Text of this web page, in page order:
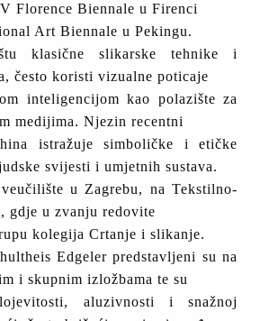
Florence Biennale u Firenci
Art Biennale u Pekingu.
klasične slikarske tehnike i
često koristi vizualne poticaje
inteligencijom kao polazište za
medijima. Njezin recentni
istražuje simboličke i etičke
svijesti i umjetnih sustava.
u Zagrebu, na Tekstilno-
gdje u zvanju redovite
kolegija Crtanje i slikanje.
Edgeler predstavljeni su na
i skupnim izložbama te su
aluzivnosti i snažnoj